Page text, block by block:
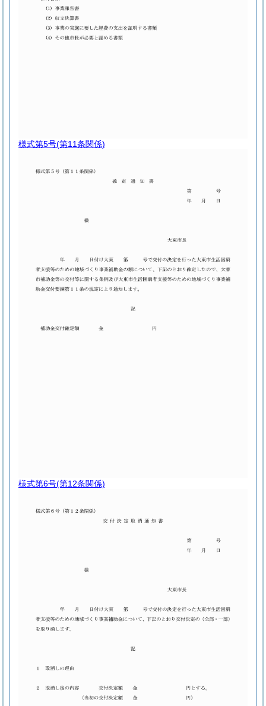
様式第5号(第11条関係)
様式第6号(第12条関係)